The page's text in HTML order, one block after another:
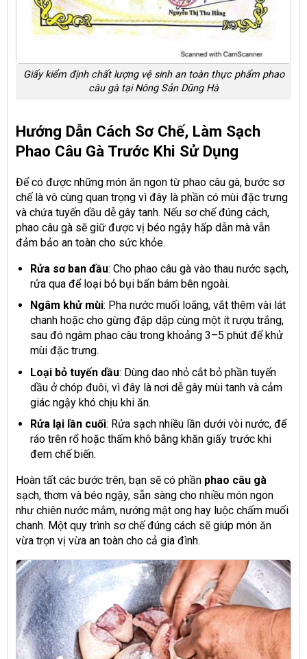
Giấy kiểm định chất lượng vệ sinh an toàn thực phẩm phao
câu gà tại Nông Sản Dũng Hà
Hướng Dẫn Cách Sơ Chế, Làm Sạch
Phao Câu Gà Trước Khi Sử Dụng
Để có được những món ăn ngon từ phao câu gà, bước sơ
chế là vô cùng quan trọng vì đây là phần có mùi đặc trưng
và chứa tuyến dầu dễ gây tanh. Nếu sơ chế đúng cách,
phao câu gà sẽ giữ được vị béo ngậy hấp dẫn mà vẫn
đảm bảo an toàn cho sức khỏe.
Rửa sơ ban đầu: Cho phao câu gà vào thau nước sạch,
rửa qua để loại bỏ bụi bẩn bám bên ngoài.
Ngâm khử mùi: Pha nước muối loãng, vắt thêm vài lát
chanh hoặc cho gừng đập dập cùng một ít rượu trắng,
sau đó ngâm phao câu trong khoảng 3–5 phút để khử
mùi đặc trưng.
Loại bỏ tuyến dầu: Dùng dao nhỏ cắt bỏ phần tuyến
dầu ở chóp đuôi, vì đây là nơi dễ gây mùi tanh và cảm
giác ngậy khó chịu khi ăn.
Rửa lại lần cuối: Rửa sạch nhiều lần dưới vòi nước, để
ráo trên rổ hoặc thấm khô bằng khăn giấy trước khi
đem chế biến.
Hoàn tất các bước trên, bạn sẽ có phần phao câu gà
sạch, thơm và béo ngậy, sẵn sàng cho nhiều món ngon
như chiên nước mắm, nướng mật ong hay luộc chấm muối
chanh. Một quy trình sơ chế đúng cách sẽ giúp món ăn
vừa trọn vị vừa an toàn cho cả gia đình.